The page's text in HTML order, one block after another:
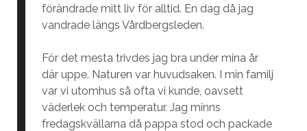
förändrade mitt liv för alltid. En dag då jag
vandrade längs Vårdbergsleden.
För det mesta trivdes jag bra under mina år
där uppe. Naturen var huvudsaken. I min familj
var vi utomhus så ofta vi kunde, oavsett
väderlek och temperatur. Jag minns
fredagskvällarna då pappa stod och packade